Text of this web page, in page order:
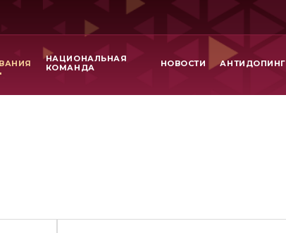
НАЦИОНАЛЬНАЯ
КОМАНДА
НОВОСТИ АНТИДОПИНГ